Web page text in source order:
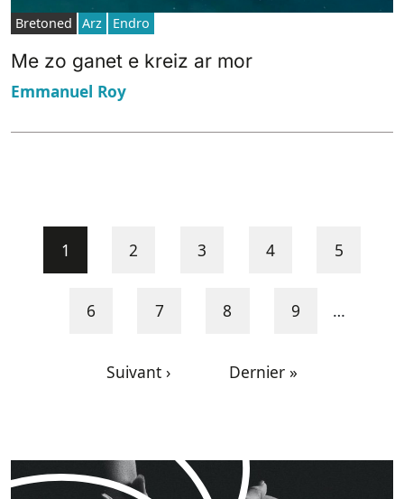
Bretoned Arz Endro
Me zo ganet e kreiz ar mor
Emmanuel Roy
Pagination
Current page
1 Page
2 Page
3 Page
4 Page
5
Page
6 Page
7 Page
8 Page
9 …
Next page
Suivant › Last page
Dernier »